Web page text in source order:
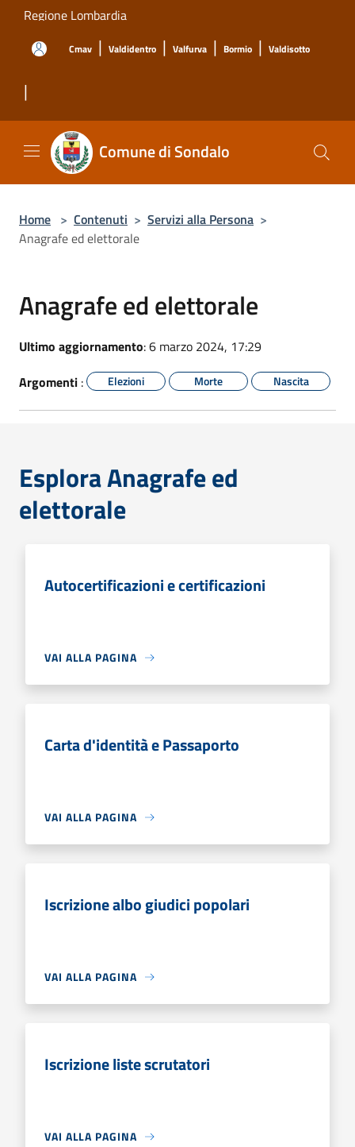
Salta al contenuto principale
Regione Lombardia
Cmav | Valdidentro | Valfurva | Bormio | Valdisotto
|
Comune di Sondalo
Home > Contenuti > Servizi alla Persona >
Anagrafe ed elettorale
Anagrafe ed elettorale
Ultimo aggiornamento: 6 marzo 2024, 17:29
Argomenti : Elezioni Morte Nascita
Esplora Anagrafe ed
elettorale
Autocertificazioni e certificazioni
VAI ALLA PAGINA
Carta d'identità e Passaporto
VAI ALLA PAGINA
Iscrizione albo giudici popolari
VAI ALLA PAGINA
Iscrizione liste scrutatori
VAI ALLA PAGINA